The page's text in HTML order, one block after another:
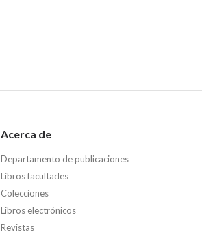
Acerca de
Departamento de publicaciones
Libros facultades
Colecciones
Libros electrónicos
Revistas